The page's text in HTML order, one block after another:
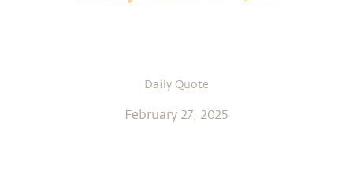
Daily Quote
February 27, 2025